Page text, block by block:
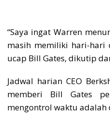
“Saya ingat Warren
masih memiliki hari-hari
ucap Bill Gates, dikutip
Jadwal harian CEO
memberi Bill Gates
mengontrol waktu adalah